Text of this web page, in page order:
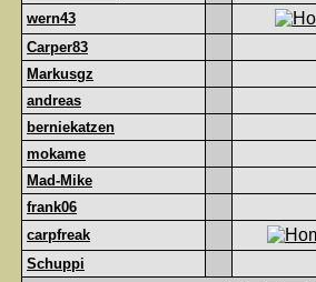
wern43
Carper83
Markusgz
andreas
berniekatzen
mokame
Mad-Mike
frank06
carpfreak
Schuppi